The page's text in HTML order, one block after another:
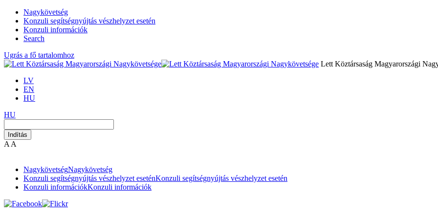
Nagykövetség
Konzuli segítségnyújtás vészhelyzet esetén
Konzuli információk
Search
Ugrás a fő tartalomhoz
Lett Köztársaság Magyarországi
LV
EN
HU
HU
Indítás
A A
NagykövetségNagykövetség
Konzuli segítségnyújtás vészhelyzet eseténKonzuli segítségnyújtás vészhelyzet esetén
Konzuli információkKonzuli információk